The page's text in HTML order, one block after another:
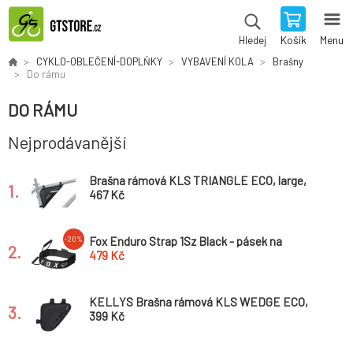
Hledej Košík Menu
CYKLO-OBLEČENÍ-DOPLŇKY VYBAVENÍ KOLA
Brašny
Do rámu
DO RÁMU
Nejprodávanější
1.
Brašna rámová KLS TRIANGLE ECO, large,
black *
467 Kč
2.
-20%
Fox Enduro Strap 1Sz Black - pásek na
přichycení duše k rámu
479 Kč
3.
KELLYS Brašna rámová KLS WEDGE ECO,
black *
399 Kč